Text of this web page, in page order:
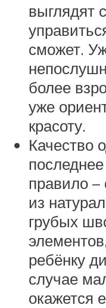
выглядят
сможет.
более
уже
красоту.
Качество
правило
из
грубых
ребёнку
случае
окажется